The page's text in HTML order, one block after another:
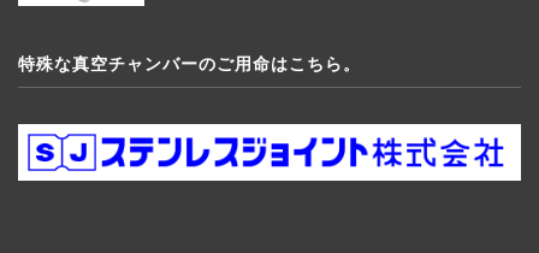
特殊な真空チャンバーのご用命はこちら。